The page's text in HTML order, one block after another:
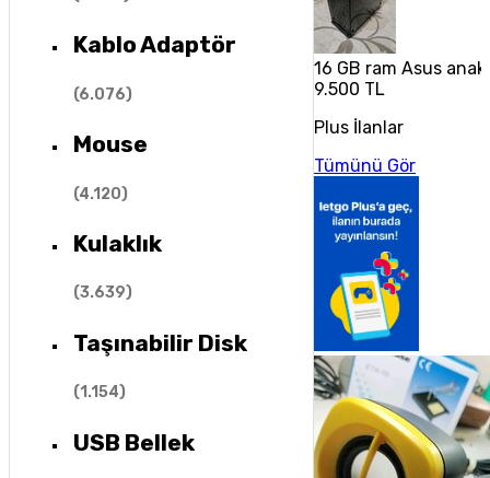
Kablo Adaptör
(6.076)
Mouse
(4.120)
Kulaklık
(3.639)
Taşınabilir Disk
(1.154)
USB Bellek
16 GB ram Asus
9.500 TL
Plus İlanlar
Tümünü Gör